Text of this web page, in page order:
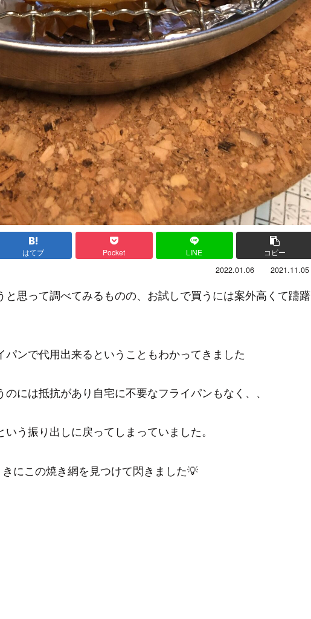
はてブ Pocket LINE コピー
2022.01.06 2021.11.05
思って調べてみるものの、お試しで買うには案外高くて躊躇
ンで代用出来るということもわかってきました
には抵抗があり自宅に不要なフライパンもなく、、
う振り出しに戻ってしまっていました。
にこの焼き網を見つけて閃きました💡